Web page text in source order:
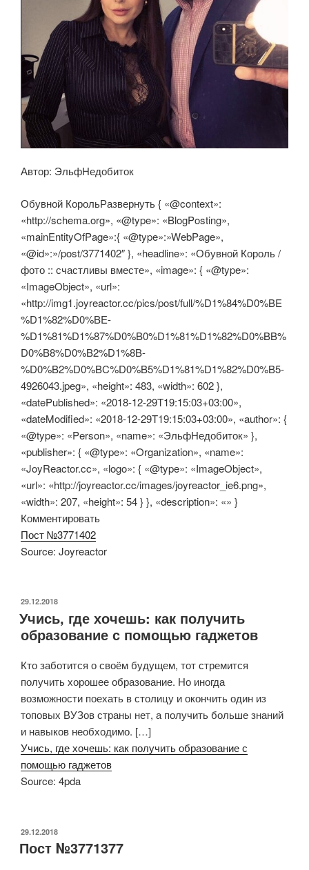
Автор: ЭльфНедобиток
Обувной КорольРазвернуть { «@context»:
«http://schema.org», «@type»: «BlogPosting»,
«mainEntityOfPage»:{ «@type»:»WebPage»,
«@id»:»/post/3771402″ }, «headline»: «Обувной Король /
фото :: счастливы вместе», «image»: { «@type»:
«ImageObject», «url»:
«http://img1.joyreactor.cc/pics/post/full/%D1%84%D0%BE
%D1%82%D0%BE-
%D1%81%D1%87%D0%B0%D1%81%D1%82%D0%BB%
D0%B8%D0%B2%D1%8B-
%D0%B2%D0%BC%D0%B5%D1%81%D1%82%D0%B5-
4926043.jpeg», «height»: 483, «width»: 602 },
«datePublished»: «2018-12-29T19:15:03+03:00»,
«dateModified»: «2018-12-29T19:15:03+03:00», «author»: {
«@type»: «Person», «name»: «ЭльфНедобиток» },
«publisher»: { «@type»: «Organization», «name»:
«JoyReactor.cc», «logo»: { «@type»: «ImageObject»,
«url»: «http://joyreactor.cc/images/joyreactor_ie6.png»,
«width»: 207, «height»: 54 } }, «description»: «» }
Комментировать
Пост №3771402
Source: Joyreactor
ОПУБЛИКОВАНО
29.12.2018
Учись, где хочешь: как получить
образование с помощью гаджетов
Кто заботится о своём будущем, тот стремится
получить хорошее образование. Но иногда
возможности поехать в столицу и окончить один из
топовых ВУЗов страны нет, а получить больше знаний
и навыков необходимо. […]
Учись, где хочешь: как получить образование с
помощью гаджетов
Source: 4pda
ОПУБЛИКОВАНО
29.12.2018
Пост №3771377